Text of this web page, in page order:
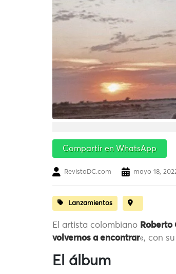
Compartir en WhatsApp
RevistaDC.com mayo 18,
Lanzamientos
El artista colombiano Roberto
volvernos a encontrar«, con
El álbum